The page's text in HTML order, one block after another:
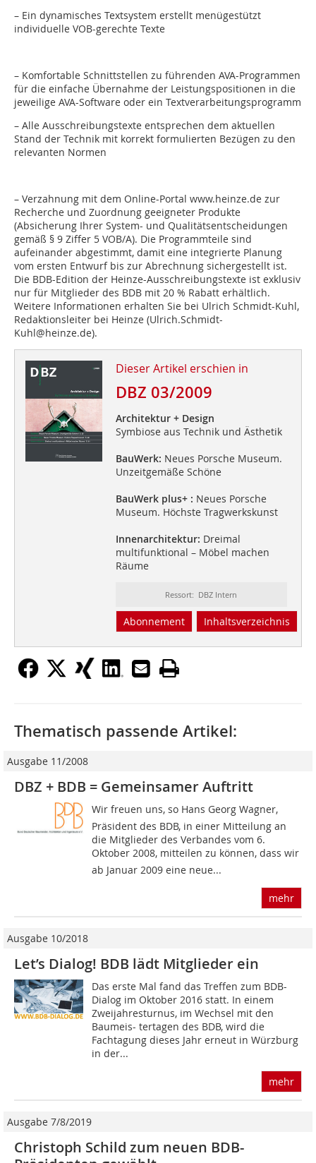
– Ein dynamisches Textsystem erstellt menügestützt
individuelle VOB-gerechte Texte
– Komfortable Schnittstellen zu führenden AVA-Programmen
für die einfache Übernahme der Leistungspositionen in die
jeweilige AVA-Software oder ein Textverarbeitungsprogramm
– Alle Ausschreibungstexte entsprechen dem aktuellen
Stand der Technik mit korrekt formulierten Bezügen zu den
relevanten Normen
– Verzahnung mit dem Online-Portal www.heinze.de zur
Recherche und Zuordnung geeigneter Produkte
(Absicherung Ihrer System- und Qualitätsentscheidungen
gemäß § 9 Ziffer 5 VOB/A). Die Programmteile sind
aufeinander abgestimmt, damit eine integrierte Planung
vom ersten Entwurf bis zur Abrechnung sichergestellt ist.
Die BDB-Edition der Heinze-Ausschreibungstexte ist exklusiv
nur für Mitglieder des BDB mit 20 % Rabatt erhältlich.
Weitere Informationen erhalten Sie bei Ulrich Schmidt-Kuhl,
Redaktionsleiter bei Heinze (Ulrich.Schmidt-
Kuhl@heinze.de).
Dieser Artikel erschien in
DBZ 03/2009
Architektur + Design
Symbiose aus Technik und Ästhetik
BauWerk: Neues Porsche Museum.
Unzeitgemäße Schöne
BauWerk plus+ : Neues Porsche
Museum. Höchste Tragwerkskunst
Innenarchitektur: Dreimal
multifunktional – Möbel machen
Räume
Ressort: DBZ Intern
Abonnement Inhaltsverzeichnis
Thematisch passende Artikel:
Ausgabe 11/2008
DBZ + BDB = Gemeinsamer Auftritt
Wir freuen uns, so Hans Georg Wagner,
Präsident des BDB, in einer Mitteilung an
die Mitglieder des Verbandes vom 6.
Oktober 2008, mitteilen zu können, dass wir
ab Januar 2009 eine neue...
mehr
Ausgabe 10/2018
Let’s Dialog! BDB lädt Mitglieder ein
Das erste Mal fand das Treffen zum BDB-
Dialog im Oktober 2016 statt. In einem
Zweijahresturnus, im Wechsel mit den
Baumeis- tertagen des BDB, wird die
Fachtagung dieses Jahr erneut in Würzburg
in der...
mehr
Ausgabe 7/8/2019
Christoph Schild zum neuen BDB-